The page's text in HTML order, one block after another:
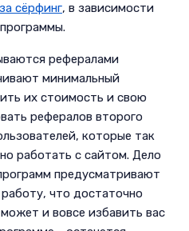
сёрфинг, в зависимости
рефералами
минимальный
их стоимость и свою
рефералов второго
которые так
работать с сайтом. Дело
предусматривают
что достаточно
и вовсе избавить вас